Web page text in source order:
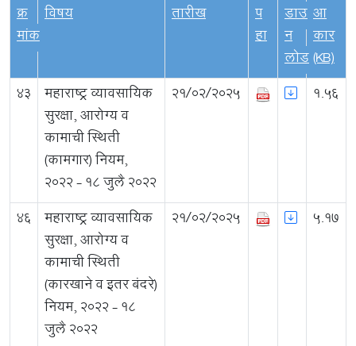
क्र
मांक
विषय तारीख
प
हा
डाउ
न
लोड
आ
कार
(KB)
43 महाराष्ट्र व्यावसायिक
सुरक्षा, आरोग्य व
कामाची स्थिती
(कामगार) नियम,
२०२२ - १८ जुलै २०२२
21/02/2025 1.56
46 महाराष्ट्र व्यावसायिक
सुरक्षा, आरोग्य व
कामाची स्थिती
(कारखाने व इतर बंदरे)
नियम, २०२२ - १८
जुलै २०२२
21/02/2025 5.17